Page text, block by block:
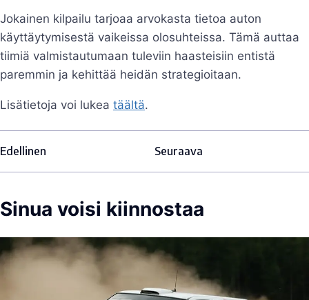
Jokainen kilpailu tarjoaa arvokasta tietoa auton
käyttäytymisestä vaikeissa olosuhteissa. Tämä auttaa
tiimiä valmistautumaan tuleviin haasteisiin entistä
paremmin ja kehittää heidän strategioitaan.
Lisätietoja voi lukea täältä.
Edellinen Seuraava
Sinua voisi kiinnostaa